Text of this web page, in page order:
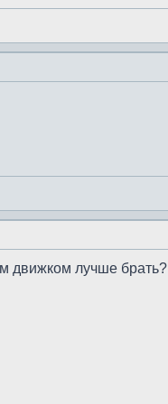
движком лучше брать?